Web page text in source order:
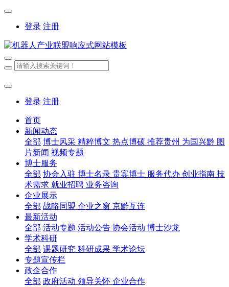
登录 注册
登录 注册
首页
新闻动态
全部 博士风采 精粹博文 热点博硕 推荐贵州 为国兴黔 图
片新闻 视频专题
博士服务
全部 协会入驻 博士名录 贵宾博士 服务代办 创业指南 技
术需求 就业招聘 业务咨询
企业展示
全部 战略同盟 企业之窗 京黔互连
最新活动
全部 活动专题 活动公告 协会活动 博士沙龙
学术科研
全部 课题研究 科研成果 学术论坛
专题宣传栏
政企合作
全部 政府活动 领导关怀 企业合作